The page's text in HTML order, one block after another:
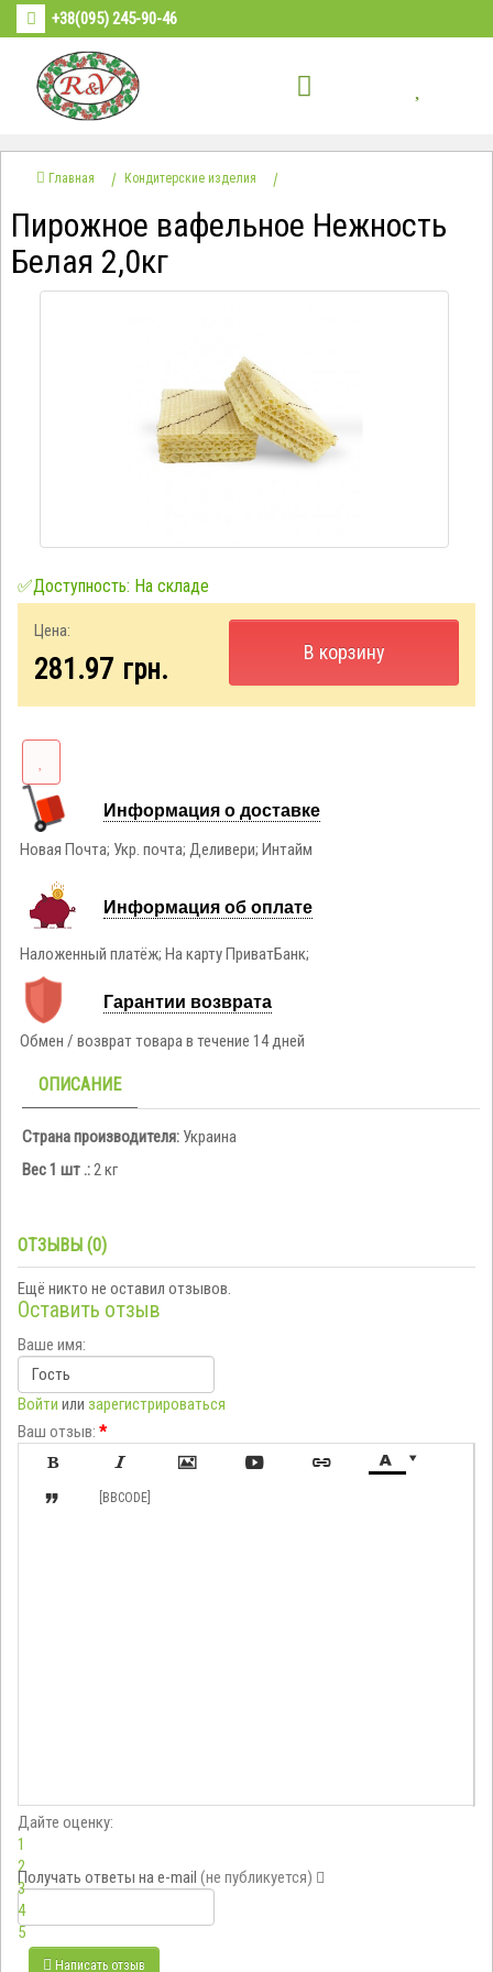
+38(095) 245-90-46
Главная Кондитерские изделия
Пирожное вафельное Нежность
Белая 2,0кг
✅Доступность: На складе
Цена:
281.97 грн.
В корзину
Информация о доставке
Новая Почта; Укр. почта; Деливери; Интайм
Информация об оплате
Наложенный платёж; На карту ПриватБанк;
Гарантии возврата
Обмен / возврат товара в течение 14 дней
ОПИСАНИЕ
Страна производителя: Украина
Вес 1 шт .: 2 кг
ОТЗЫВЫ (0)
Ещё никто не оставил отзывов.
Оставить отзыв
Ваше имя:
Войти или зарегистрироваться
Ваш отзыв: *

     
 [BBCODE]
Дайте оценку:
1
2
3
4
5
Получать ответы на e-mail (не публикуется)
Написать отзыв